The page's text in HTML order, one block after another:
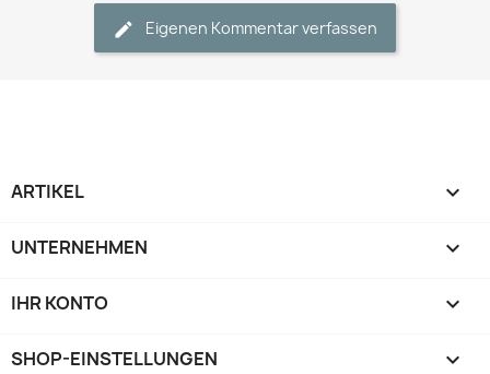
Eigenen Kommentar verfassen
ARTIKEL 
UNTERNEHMEN 
IHR KONTO 
SHOP-EINSTELLUNGEN keyboard_arrow_down